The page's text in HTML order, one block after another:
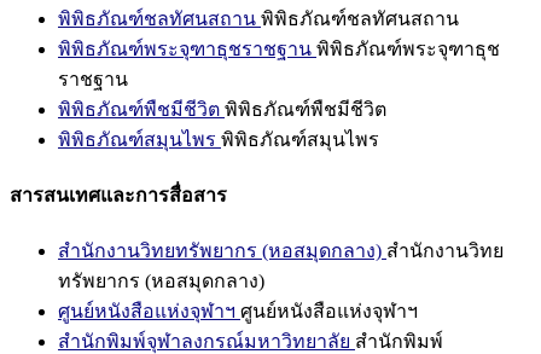
พิพิธภัณฑ์ชลทัศนสถาน พิพิธภัณฑ์ชลทัศนสถาน
พิพิธภัณฑ์พระจุฑาธุชราชฐาน พิพิธภัณฑ์พระจุฑาธุช
ราชฐาน
พิพิธภัณฑ์พืชมีชีวิต พิพิธภัณฑ์พืชมีชีวิต
พิพิธภัณฑ์สมุนไพร พิพิธภัณฑ์สมุนไพร
สารสนเทศและการสื่อสาร
สำนักงานวิทยทรัพยากร (หอสมุดกลาง) สำนักงานวิทย
ทรัพยากร (หอสมุดกลาง)
ศูนย์หนังสือแห่งจุฬาฯ ศูนย์หนังสือแห่งจุฬาฯ
สำนักพิมพ์จุฬาลงกรณ์มหาวิทยาลัย สำนักพิมพ์